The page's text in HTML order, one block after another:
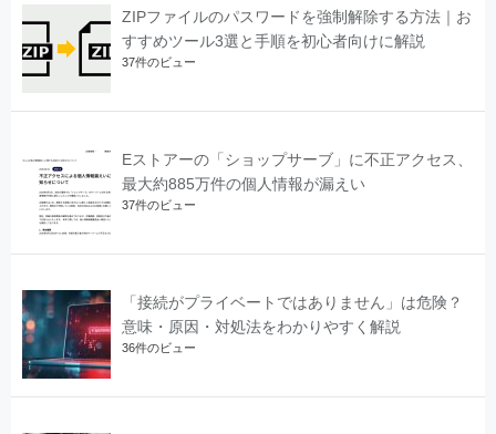
ZIPファイルのパスワードを強制解除する方法｜お
すすめツール3選と手順を初心者向けに解説
37件のビュー
Eストアーの「ショップサーブ」に不正アクセス、
最大約885万件の個人情報が漏えい
37件のビュー
「接続がプライベートではありません」は危険？
意味・原因・対処法をわかりやすく解説
36件のビュー